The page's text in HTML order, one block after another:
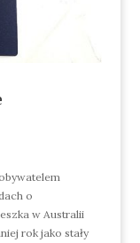
o
w Australii
rok jako stały